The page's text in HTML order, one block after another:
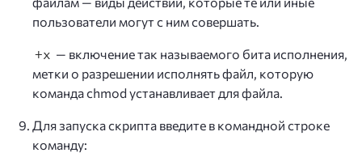
пользователи могут с ним совершать.
+х — включение так называемого бита исполнения,
метки о разрешении исполнять файл, которую
команда chmod устанавливает для файла.
Для запуска скрипта введите в командной строке
команду: